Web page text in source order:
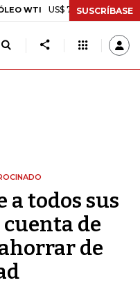
US$ 78,01 US$ 2,92 +3,89%
SUSCRÍBASE
a todos sus
de
de